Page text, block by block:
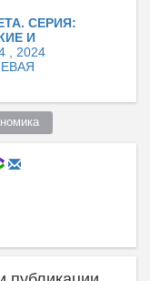
СЕРИЯ:
И
, 2024